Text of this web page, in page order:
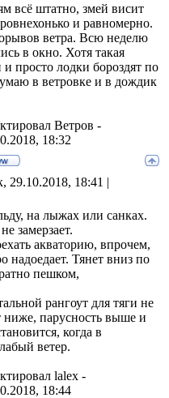
всё штатно, змей висит
и равномерно.
ветра. Всю неделю
в окно. Хотя такая
просто лодки бороздят по
в ветровке и в дождик
Ветров -
18:32
29.10.2018, 18:41 |
на лыжах или санках.
замерзает.
акваторию, впрочем,
надоедает. Тянет вниз по
пешком,
рангоут для тяги не
парусность выше и
когда в
ветер.
lalex -
18:44